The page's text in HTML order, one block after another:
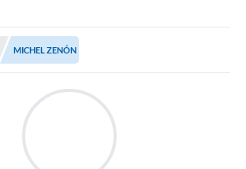
MICHEL ZENÓN